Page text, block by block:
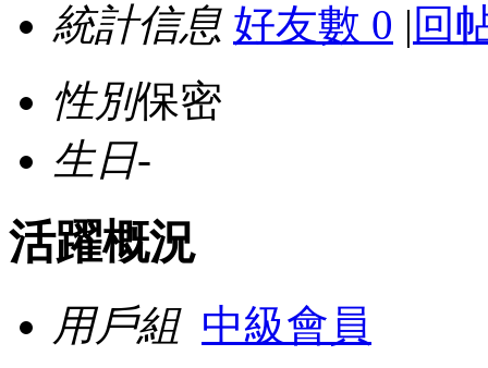
統計信息 好友數 0 | 回
性別保密
生日-
活躍概況
用戶組 中級會員